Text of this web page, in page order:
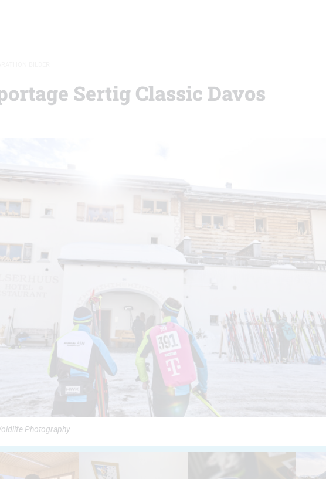
Sertig Classic Davos
Photography